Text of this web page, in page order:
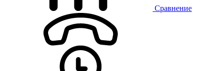
Сравнение